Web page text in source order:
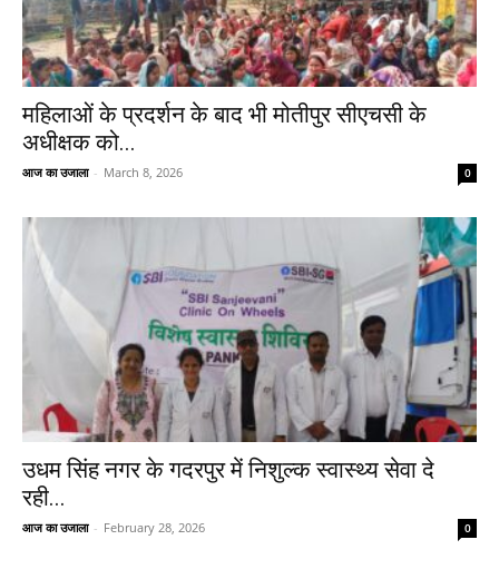
महिलाओं के प्रदर्शन के बाद भी मोतीपुर सीएचसी के
अधीक्षक को...
आज का उजाला - March 8, 2026 0
उधम सिंह नगर के गदरपुर में निशुल्क स्वास्थ्य सेवा दे
रही...
आज का उजाला - February 28, 2026 0